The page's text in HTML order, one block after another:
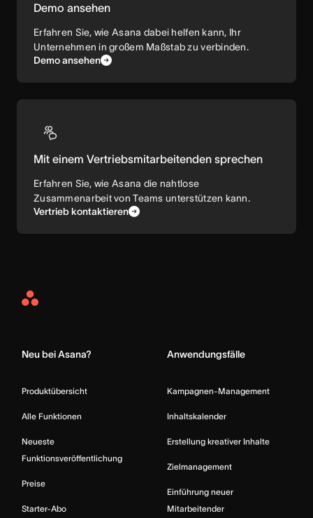
Demo ansehen
Erfahren Sie, wie Asana dabei helfen kann, Ihr
Unternehmen in großem Maßstab zu verbinden.
Demo ansehen
Mit einem Vertriebsmitarbeitenden sprechen
Erfahren Sie, wie Asana die nahtlose
Zusammenarbeit von Teams unterstützen kann.
Vertrieb kontaktieren
Asana
Neu bei Asana?
Produktübersicht
Alle Funktionen
Neueste
Funktionsveröffentlichung
Preise
Starter-Abo
Anwendungsfälle
Kampagnen-Management
Inhaltskalender
Erstellung kreativer Inhalte
Zielmanagement
Einführung neuer
Mitarbeitender